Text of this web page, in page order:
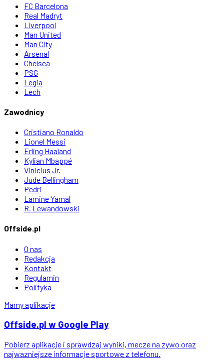
FC Barcelona
Real Madryt
Liverpool
Man United
Man City
Arsenal
Chelsea
PSG
Legia
Lech
Zawodnicy
Cristiano Ronaldo
Lionel Messi
Erling Haaland
Kylian Mbappé
Vinicius Jr.
Jude Bellingham
Pedri
Lamine Yamal
R. Lewandowski
Offside.pl
O nas
Redakcja
Kontakt
Regulamin
Polityka
Mamy aplikacje
Offside.pl w Google Play
Pobierz aplikacje i sprawdzaj wyniki, mecze na zywo oraz
najwazniejsze informacje sportowe z telefonu.